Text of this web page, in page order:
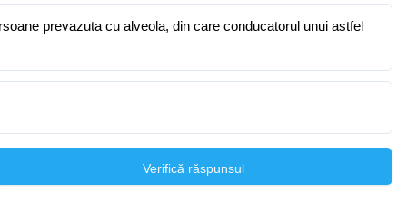
prevazuta cu alveola, din care conducatorul unui astfel
Verifică răspunsul